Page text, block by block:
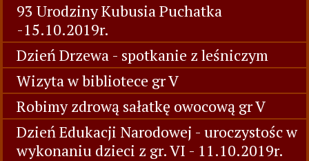
93 Urodziny Kubusia Puchatka
-15.10.2019r.
Dzień Drzewa - spotkanie z leśniczym
Wizyta w bibliotece gr V
Robimy zdrową sałatkę owocową gr V
Dzień Edukacji Narodowej - uroczystośc w
wykonaniu dzieci z gr. VI - 11.10.2019r.